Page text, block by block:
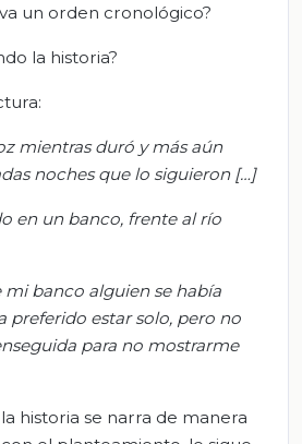
un orden cronológico?
la historia?
mientras duró y más aún
noches que lo siguieron […]
en un banco, frente al río
mi banco alguien se había
preferido estar solo, pero no
para no mostrarme
historia se narra de manera